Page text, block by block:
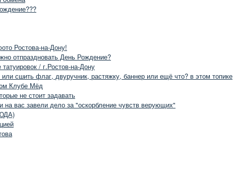
Ростова-на-Дону!
отпраздновать День Рождение?
/ г.Ростов-на-Дону
сшить флаг, двуручник, растяжку, баннер или ещё что? в этом топике
Клубе Мёд
не стоит задавать
на вас завели дело за "оскорбление чувств верующих"